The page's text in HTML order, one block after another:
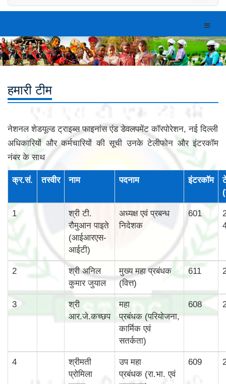
Toggle
हमारी टीम
नेशनल शेडयूल्‍ड ट्राइब्‍स फाइनांस एंड डेवलपमेंट कॉरपोरेशन, नई दिल्‍ली
अधिकारियों और कर्मचारियों की सूची उनके टेलीफोन और इंटरकॉम
नंबर के साथ
क्र.सं. तस्‍वीर नाम पदनाम इंटरकॉम
1
श्री टी.
रौमुआन पाइते
(आईआरएस-
आईटी)
अध्यक्ष एवं प्रबन्ध
निदेशक
601
2
श्री अनिल
कुमार जुयाल
मुख्‍य महा प्रबंधक
(वित्त)
611
3
श्री
आर.जे.कच्छप
महा
प्रबंधक (परियोजना,
कार्मिक एवं
सतर्कता)
608
4
श्रीमती
प्रोमिला
उप महा
प्रबंधक (रा.भा. एवं
609